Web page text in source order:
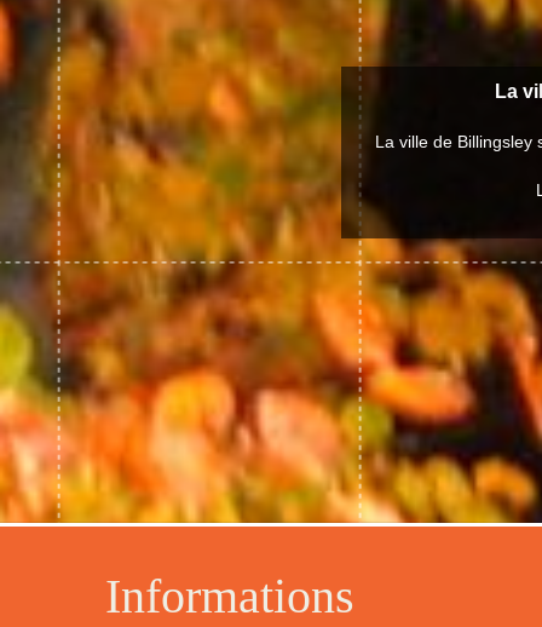
Informations
La
La ville de Billingsley